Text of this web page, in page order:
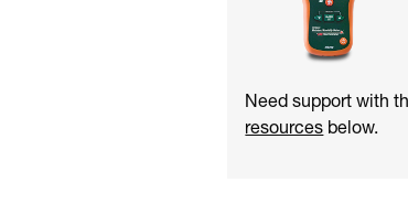
Need support with
resources below.